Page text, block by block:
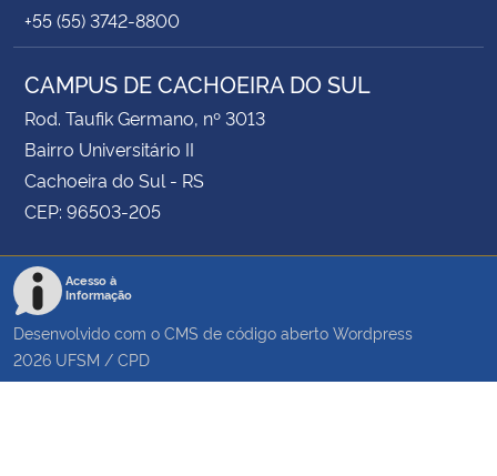
+55 (55) 3742-8800
CAMPUS DE CACHOEIRA DO SUL
Rod. Taufik Germano, nº 3013
Bairro Universitário II
Cachoeira do Sul - RS
CEP: 96503-205
Acesso à
Informação
Desenvolvido com o CMS de código aberto Wordpress
2026 UFSM / CPD